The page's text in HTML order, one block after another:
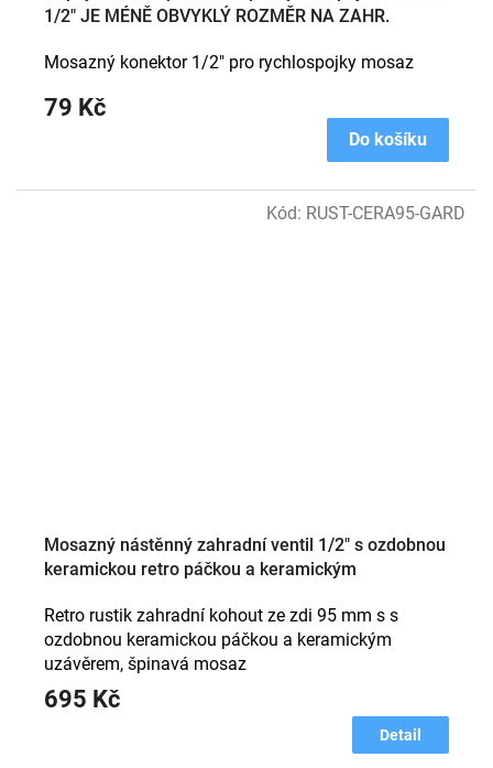
1/2" JE MÉNĚ OBVYKLÝ ROZMĚR NA ZAHR.
79 Kč
Do košíku
Mosazný konektor 1/2" pro rychlospojky mosaz
Mosazný nástěnný zahradní ventil 1/2" s ozdobnou
keramickou retro páčkou a keramickým
695 Kč
Detail
Retro rustik zahradní kohout ze zdi 95 mm s s
ozdobnou keramickou páčkou a keramickým
uzávěrem, špinavá mosaz
Kód: RUST-CERA95-GARD